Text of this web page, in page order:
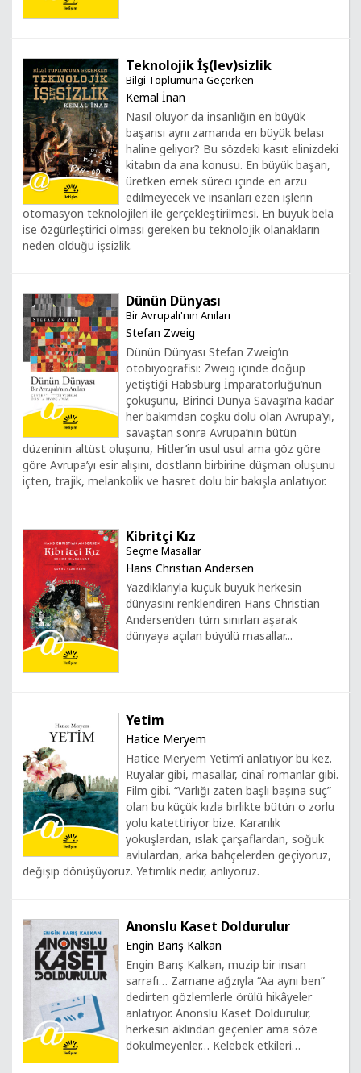
Teknolojik İş(lev)sizlik
Bilgi Toplumuna Geçerken
Kemal İnan
Nasıl oluyor da insanlığın en büyük
başarısı aynı zamanda en büyük belası
haline geliyor? Bu sözdeki kasıt elinizdeki
kitabın da ana konusu. En büyük başarı,
üretken emek süreci içinde en arzu
edilmeyecek ve insanları ezen işlerin
otomasyon teknolojileri ile gerçekleştirilmesi. En büyük bela
ise özgürleştirici olması gereken bu teknolojik olanakların
neden olduğu işsizlik.
Dünün Dünyası
Bir Avrupalı'nın Anıları
Stefan Zweig
Dünün Dünyası Stefan Zweig’ın
otobiyografisi: Zweig içinde doğup
yetiştiği Habsburg İmparatorluğu’nun
çöküşünü, Birinci Dünya Savaşı’na kadar
her bakımdan coşku dolu olan Avrupa’yı,
savaştan sonra Avrupa’nın bütün
düzeninin altüst oluşunu, Hitler’in usul usul ama göz göre
göre Avrupa’yı esir alışını, dostların birbirine düşman oluşunu
içten, trajik, melankolik ve hasret dolu bir bakışla anlatıyor.
Kibritçi Kız
Seçme Masallar
Hans Christian Andersen
Yazdıklarıyla küçük büyük herkesin
dünyasını renklendiren Hans Christian
Andersen’den tüm sınırları aşarak
dünyaya açılan büyülü masallar...
Yetim
Hatice Meryem
Hatice Meryem Yetim’i anlatıyor bu kez.
Rüyalar gibi, masallar, cinaî romanlar gibi.
Film gibi. “Varlığı zaten başlı başına suç”
olan bu küçük kızla birlikte bütün o zorlu
yolu katettiriyor bize. Karanlık
yokuşlardan, ıslak çarşaflardan, soğuk
avlulardan, arka bahçelerden geçiyoruz,
değişip dönüşüyoruz. Yetimlik nedir, anlıyoruz.
Anonslu Kaset Doldurulur
Engin Barış Kalkan
Engin Barış Kalkan, muzip bir insan
sarrafı… Zamane ağzıyla “Aa aynı ben”
dedirten gözlemlerle örülü hikâyeler
anlatıyor. Anonslu Kaset Doldurulur,
herkesin aklından geçenler ama söze
dökülmeyenler… Kelebek etkileri…